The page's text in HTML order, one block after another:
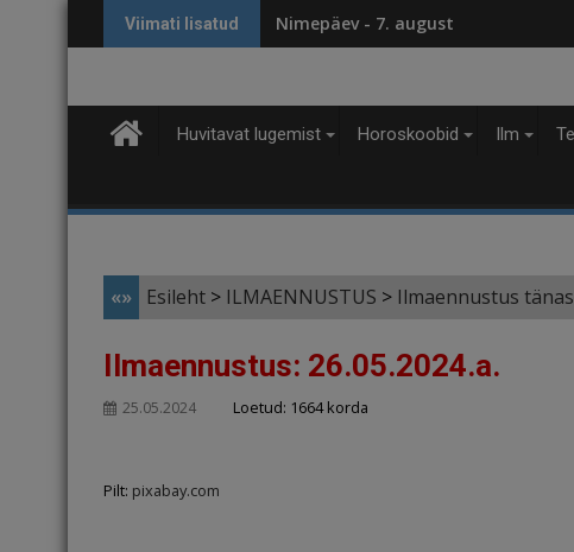
to
Viimati lisatud Nimepäev - 7. august
Huvitavat lugemist Horoskoobid Ilm
«» Esileht > ILMAENNUSTUS > Ilmaennustus
Ilmaennustus: 26.05.2024.a.
25.05.2024 Loetud: 1664 korda
Pilt: pixabay.com